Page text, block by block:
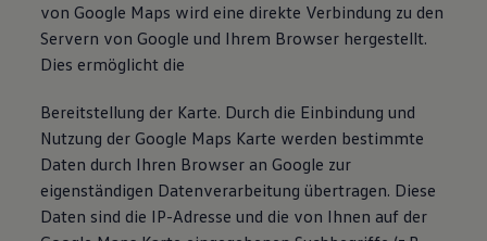
von Google Maps wird eine direkte Verbindung zu den
Servern von Google und Ihrem Browser hergestellt.
Dies ermöglicht die
Bereitstellung der Karte. Durch die Einbindung und
Nutzung der Google Maps Karte werden bestimmte
Daten durch Ihren Browser an Google zur
eigenständigen Datenverarbeitung übertragen. Diese
Daten sind die IP-Adresse und die von Ihnen auf der